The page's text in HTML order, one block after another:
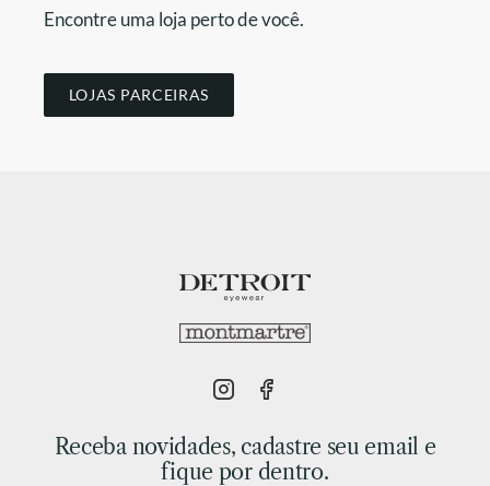
Encontre uma loja perto de você.
LOJAS PARCEIRAS
Receba novidades, cadastre seu email e
fique por dentro.